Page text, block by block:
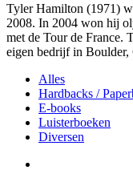
Tyler Hamilton (1971)
2008. In 2004 won hij
met de Tour de France.
eigen bedrijf in Boulder,
Alles
Hardbacks /
E-books
Luisterboeken
Diversen